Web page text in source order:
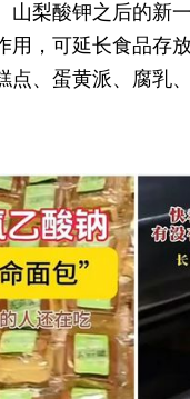
山梨酸钾之后的新
用，可延长食品存
点、蛋黄派、腐乳